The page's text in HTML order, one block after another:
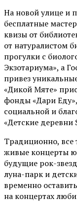
На новой улице и
бесплатные
квизы от
от натуралистом
прогулки с
Экзотариума», а
привез
«Дикой Мяте»
фонды «Дари
социальной и
«Детские деревни
Традиционно, все
живые концерты
будущие рок-
луна-парк и
временно
на концертах